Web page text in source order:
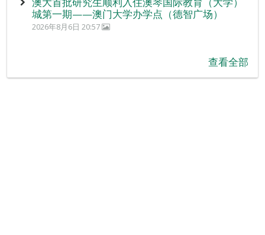
城第一期——澳门大学办学点（德智广场）
2026年8月6日 20:57
查看全部